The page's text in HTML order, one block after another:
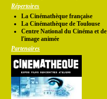
Répertoires
La Cinémathèque française
La Cinémathèque de Toulouse
Centre National du Cinéma et de
l'image animée
Partenaires